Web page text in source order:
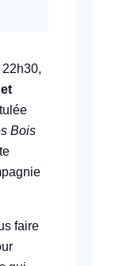
Bois
faire